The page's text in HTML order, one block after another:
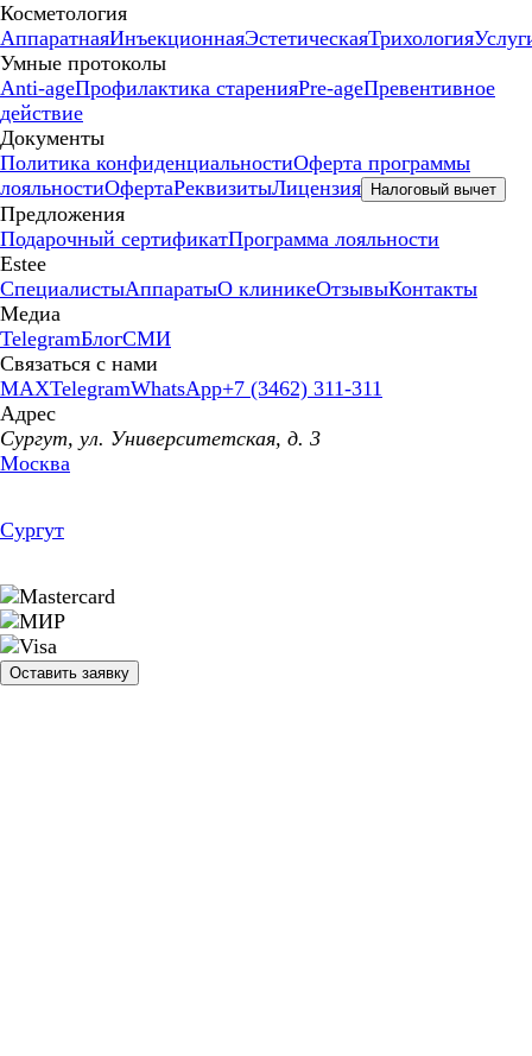
Косметология
АппаратнаяИнъекционнаяЭстетическаяТрихология
Умные протоколы
Anti-ageПрофилактика старенияPre-ageПревентивное
действие
Документы
Политика конфиденциальностиОферта программы
лояльностиОфертаРеквизитыЛицензия Налоговый вычет
Предложения
Подарочный сертификатПрограмма лояльности
Estee
СпециалистыАппаратыО клиникеОтзывыКонтакты
Медиа
TelegramБлогСМИ
Связаться с нами
MAXTelegramWhatsApp+7 (3462) 311-311
Адрес
Сургут, ул. Университетская, д. 3
Москва
Сургут
Оставить заявку